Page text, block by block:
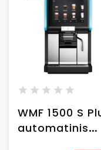
WMF 1500 S
automatinis